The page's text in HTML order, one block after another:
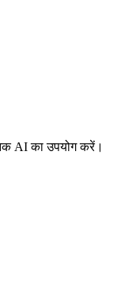
AI का उपयोग करें।